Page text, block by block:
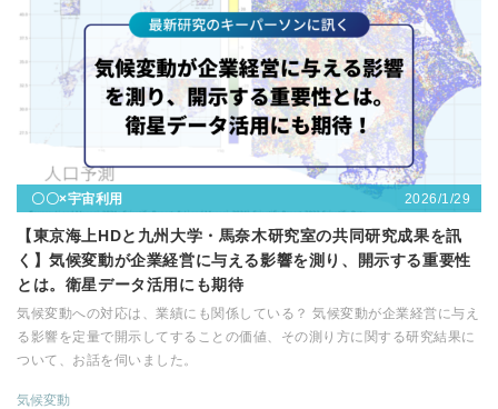
〇〇×宇宙利用 2026/1/29
【東京海上HDと九州大学・馬奈木研究室の共同研究成果を訊
く】気候変動が企業経営に与える影響を測り、開示する重要性
とは。衛星データ活用にも期待
気候変動への対応は、業績にも関係している？ 気候変動が企業経営に与え
る影響を定量で開示してすることの価値、その測り方に関する研究結果に
ついて、お話を伺いました。
気候変動